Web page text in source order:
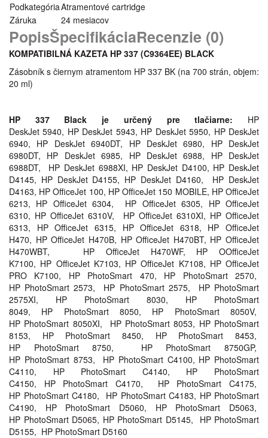
PodkategóriaAtramentové cartridge
Záruka
24 mesiacov
PopisŠpecifikáciaRecenzie (0)
KOMPATIBILNÁ KAZETA HP 337 (C9364EE) BLACK
Zásobník s čiernym atramentom HP 337 BK (na 700 strán, objem:
20 ml)
HP 337 Black je určený pre tlačiarne: HP
DeskJet 5940, HP DeskJet 5943, HP DeskJet 5950, HP DeskJet
6940, HP DeskJet 6940DT, HP DeskJet 6980, HP DeskJet
6980DT, HP DeskJet 6985, HP DeskJet 6988, HP DeskJet
6988DT, HP DeskJet 6988XI, HP DeskJet D4100, HP DeskJet
D4145, HP DeskJet D4155, HP DeskJet D4160, HP DeskJet
D4163, HP OfficeJet 100, HP OfficeJet 150 MOBILE, HP OfficeJet
6213, HP OfficeJet 6304, HP OfficeJet 6305, HP OfficeJet
6310, HP OfficeJet 6310V, HP OfficeJet 6310XI, HP OfficeJet
6313, HP OfficeJet 6315, HP OfficeJet 6318, HP OfficeJet
H470, HP OfficeJet H470B, HP OfficeJet H470BT, HP OfficeJet
H470WBT, HP OfficeJet H470WF, HP OOfficeJet
K7100, HP OfficeJet K7103, HP OfficeJet K7108, HP OfficeJet
PRO K7100, HP PhotoSmart 470, HP PhotoSmart 2570,
HP PhotoSmart 2573, HP PhotoSmart 2575, HP PhotoSmart
2575XI, HP PhotoSmart 8030, HP PhotoSmart
8049, HP PhotoSmart 8050, HP PhotoSmart 8050V,
HP PhotoSmart 8050XI, HP PhotoSmart 8053, HP PhotoSmart
8153, HP PhotoSmart 8450, HP PhotoSmart 8453,
HP PhotoSmart 8750, HP PhotoSmart 8750GP,
HP PhotoSmart 8753, HP PhotoSmart C4100, HP PhotoSmart
C4110, HP PhotoSmart C4140, HP PhotoSmart
C4150, HP PhotoSmart C4170, HP PhotoSmart C4175,
HP PhotoSmart C4180, HP PhotoSmart C4183, HP PhotoSmart
C4190, HP PhotoSmart D5060, HP PhotoSmart D5063,
HP PhotoSmart D5065, HP PhotoSmart D5145, HP PhotoSmart
D5155, HP PhotoSmart D5160